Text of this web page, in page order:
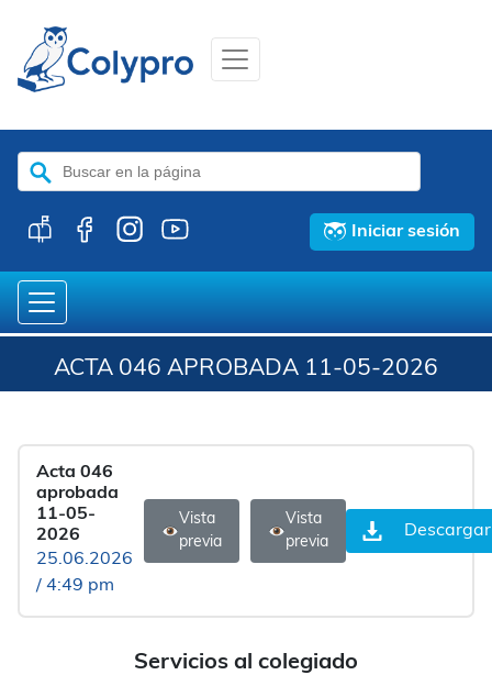
Buscar:
Iniciar sesión
ACTA 046 APROBADA 11-05-2026
Servicios al colegiado
Acta 046
aprobada
11-05-
2026
25.06.2026
/ 4:49 pm
Vista
previa
Vista
previa
Descargar